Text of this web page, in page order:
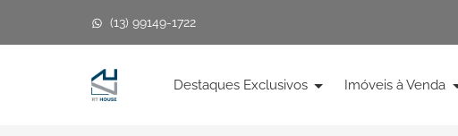
(13) 99149-1722
Página inicial
Destaques Exclusivos Imóveis à Venda